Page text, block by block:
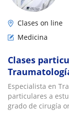
Clases on line
Medicina
Clases
Especialista en
particulares a
grado de cirugía